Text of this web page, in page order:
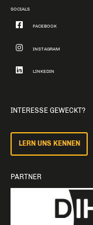
SOCIALS
FACEBOOK
INSTAGRAM
LINKEDIN
INTERESSE GEWECKT?
LERN UNS KENNEN
PARTNER